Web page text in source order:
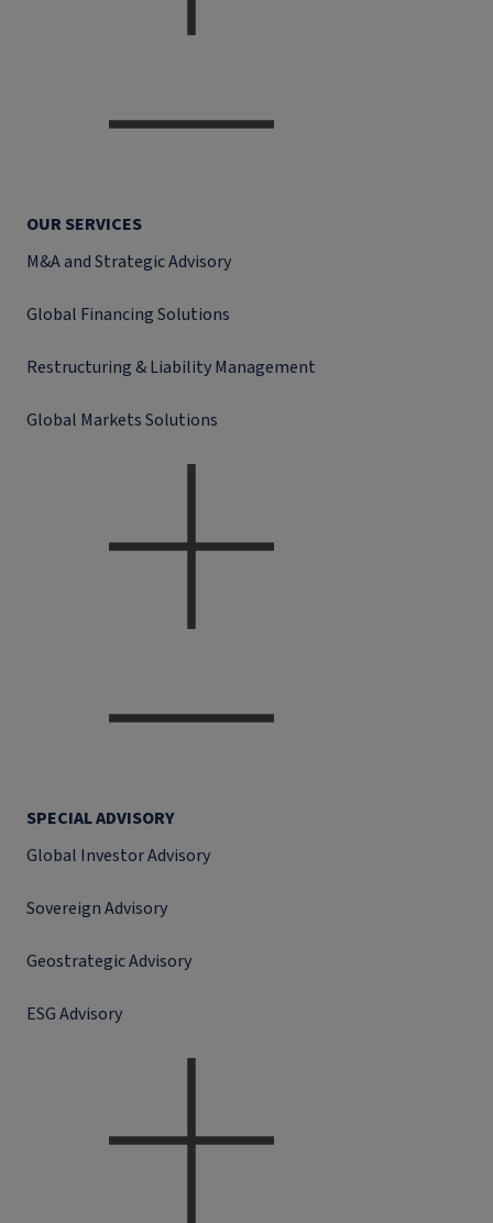
OUR SERVICES
M&A and Strategic Advisory
Global Financing Solutions
Restructuring & Liability Management
Global Markets Solutions
SPECIAL ADVISORY
Global Investor Advisory
Sovereign Advisory
Geostrategic Advisory
ESG Advisory